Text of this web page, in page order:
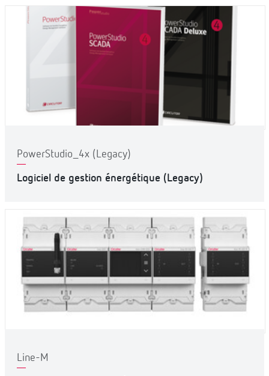
PowerStudio_4x (Legacy)
Logiciel de gestion énergétique (Legacy)
Line-M